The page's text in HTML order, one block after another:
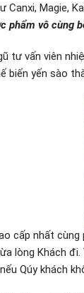
Magie,
phẩm vô cùng
tư vấn viên
biến yến sào
cấp nhất cùng
lòng Khách
Qúy khách